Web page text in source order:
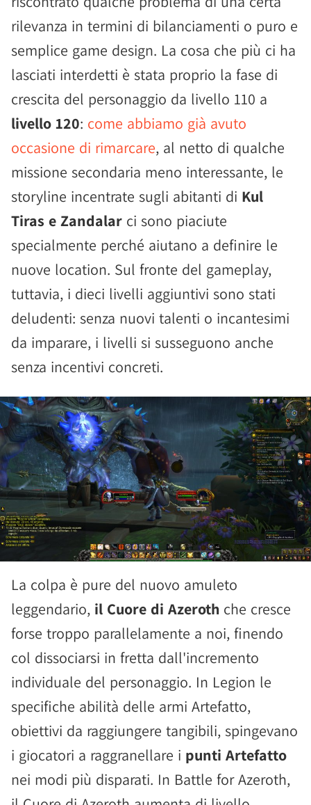
rilevanza in termini di bilanciamenti o puro e
semplice game design. La cosa che più ci ha
lasciati interdetti è stata proprio la fase di
crescita del personaggio da livello 110 a
livello 120: come abbiamo già avuto
occasione di rimarcare, al netto di qualche
missione secondaria meno interessante, le
storyline incentrate sugli abitanti di Kul
Tiras e Zandalar ci sono piaciute
specialmente perché aiutano a definire le
nuove location. Sul fronte del gameplay,
tuttavia, i dieci livelli aggiuntivi sono stati
deludenti: senza nuovi talenti o incantesimi
da imparare, i livelli si susseguono anche
senza incentivi concreti.
La colpa è pure del nuovo amuleto
leggendario, il Cuore di Azeroth che cresce
forse troppo parallelamente a noi, finendo
col dissociarsi in fretta dall'incremento
individuale del personaggio. In Legion le
specifiche abilità delle armi Artefatto,
obiettivi da raggiungere tangibili, spingevano
i giocatori a raggranellare i punti Artefatto
nei modi più disparati. In Battle for Azeroth,